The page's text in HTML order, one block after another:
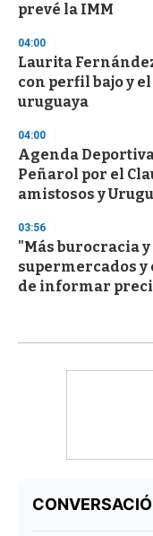
prevé la IMM
04:00
Laurita
con perfil bajo y
uruguaya
04:00
Agenda
Peñarol por el
amistosos y
03:56
"Más burocracia
supermercados
de informar